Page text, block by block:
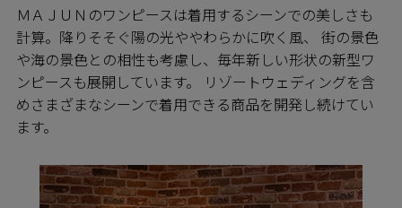
ＭＡＪＵＮのワンピースは着用するシーンでの美しさも
計算。降りそそぐ陽の光ややわらかに吹く風、 街の景色
や海の景色との相性も考慮し、毎年新しい形状の新型ワ
ンピースも展開しています。 リゾートウェディングを含
めさまざまなシーンで着用できる商品を開発し続けてい
ます。